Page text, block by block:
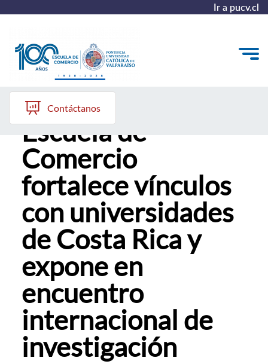
Ir a pucv.cl
Quiénes somos
Vinculación con el Medio
Formación Continua
Postgrados
Contáctanos
Académico de la
Escuela de
Comercio
fortalece vínculos
con universidades
de Costa Rica y
expone en
encuentro
internacional de
investigación